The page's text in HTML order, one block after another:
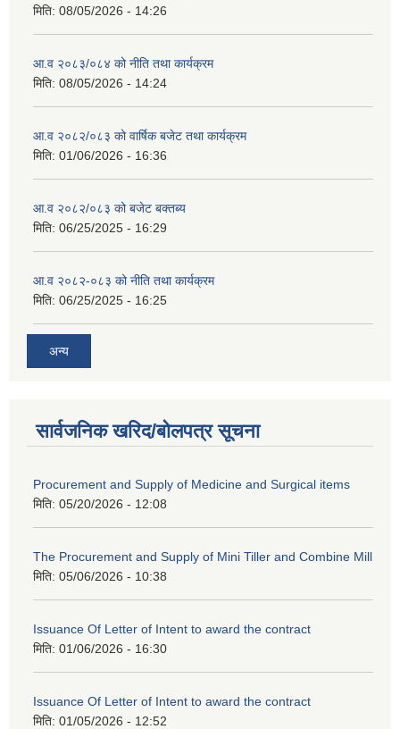
मिति: 08/05/2026 - 14:26
आ.व २०८३/०८४ को नीति तथा कार्यक्रम
मिति: 08/05/2026 - 14:24
आ.व २०८२/०८३ को वार्षिक बजेट तथा कार्यक्रम
मिति: 01/06/2026 - 16:36
आ.व २०८२/०८३ को बजेट बक्तब्य
मिति: 06/25/2025 - 16:29
आ.व २०८२-०८३ को नीति तथा कार्यक्रम
मिति: 06/25/2025 - 16:25
अन्य
सार्वजनिक खरिद/बोलपत्र सूचना
Procurement and Supply of Medicine and Surgical items
मिति: 05/20/2026 - 12:08
The Procurement and Supply of Mini Tiller and Combine Mill
मिति: 05/06/2026 - 10:38
Issuance Of Letter of Intent to award the contract
मिति: 01/06/2026 - 16:30
Issuance Of Letter of Intent to award the contract
मिति: 01/05/2026 - 12:52